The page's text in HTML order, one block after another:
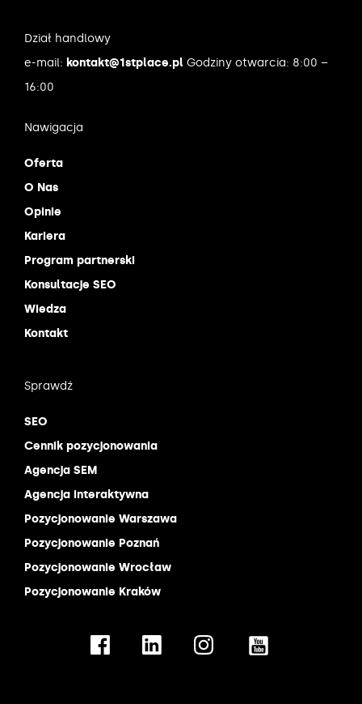
Dział handlowy
e-mail: kontakt@1stplace.pl Godziny otwarcia: 8:00 –
16:00
Nawigacja
Oferta
O Nas
Opinie
Kariera
Program partnerski
Konsultacje SEO
Wiedza
Kontakt
Sprawdź
SEO
Cennik pozycjonowania
Agencja SEM
Agencja interaktywna
Pozycjonowanie Warszawa
Pozycjonowanie Poznań
Pozycjonowanie Wrocław
Pozycjonowanie Kraków